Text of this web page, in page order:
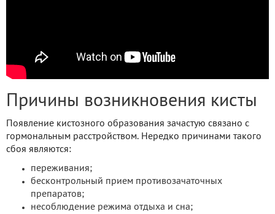
Причины возникновения кисты
Появление кистозного образования зачастую связано с
гормональным расстройством. Нередко причинами такого
сбоя являются:
переживания;
бесконтрольный прием противозачаточных
препаратов;
несоблюдение режима отдыха и сна;